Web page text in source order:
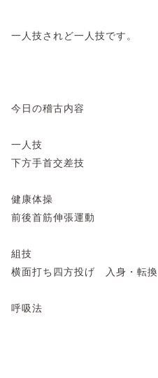
一人技されど一人技です。
今日の稽古内容
一人技
下方手首交差技
健康体操
前後首筋伸張運動
組技
横面打ち四方投げ 入身・転換
呼吸法